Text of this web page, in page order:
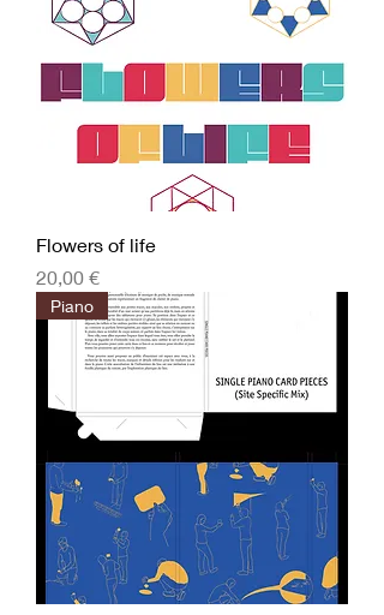
Flowers of life
Prix
20,00 €
Piano